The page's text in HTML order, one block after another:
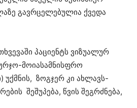
გავრცელებულია ქვედა
პაციენტს ვიზუალურ
მოიასამნისფრო
უქმნის, ზოგჯერ კი ახლავს-
შეშუპება, წვის შეგრძნება,